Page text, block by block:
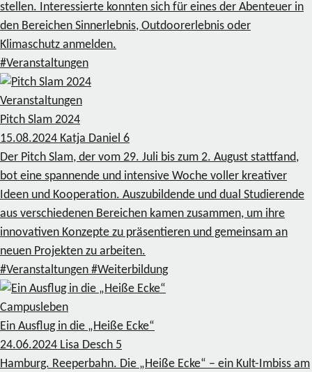
stellen. Interessierte konnten sich für eines der Abenteuer in
den Bereichen Sinnerlebnis, Outdoorerlebnis oder
Klimaschutz anmelden.
#Veranstaltungen
Veranstaltungen
Pitch Slam 2024
15.08.2024 Katja Daniel 6
Der Pitch Slam, der vom 29. Juli bis zum 2. August stattfand,
bot eine spannende und intensive Woche voller kreativer
Ideen und Kooperation. Auszubildende und dual Studierende
aus verschiedenen Bereichen kamen zusammen, um ihre
innovativen Konzepte zu präsentieren und gemeinsam an
neuen Projekten zu arbeiten.
#Veranstaltungen #Weiterbildung
Campusleben
Ein Ausflug in die „Heiße Ecke“
24.06.2024 Lisa Desch 5
Hamburg. Reeperbahn. Die „Heiße Ecke“ – ein Kult-Imbiss am